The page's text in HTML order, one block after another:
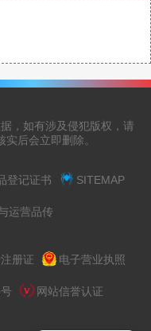
，如有涉及侵犯版权，请
后会立即删除。
登记证书 SITEMAP
运营品传
册证 电子营业执照
网站信誉认证